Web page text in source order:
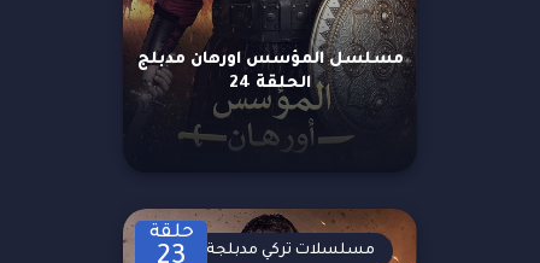
مسلسل المؤسس اورهان مدبلج
الحلقة 24
حلقة
مسلسلات تركي مدبلجة